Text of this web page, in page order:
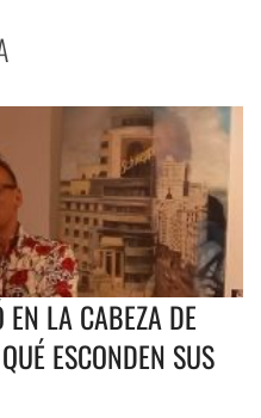
EN LA CABEZA DE
ESCONDEN SUS